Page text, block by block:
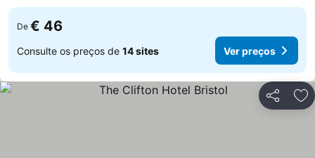
De € 46
Consulte os preços de 14 sites Ver preços
Partilhar